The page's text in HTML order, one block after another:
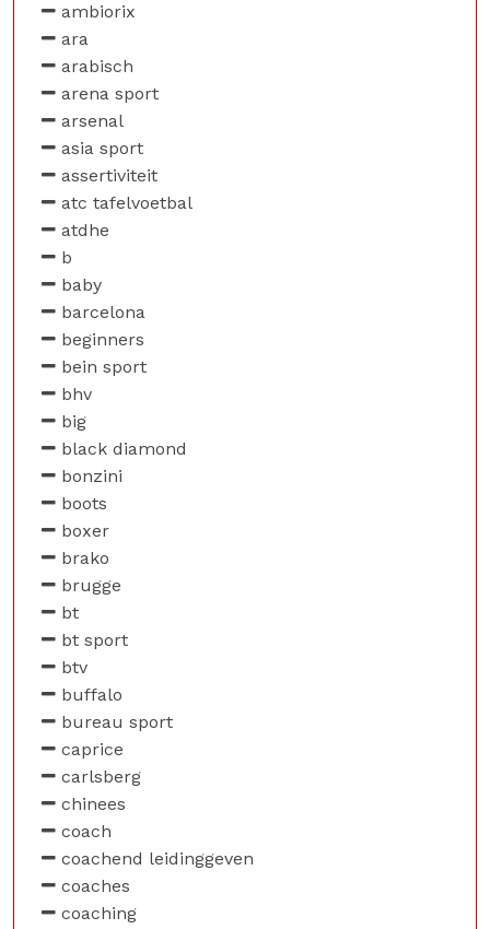
ambiorix
ara
arabisch
arena sport
arsenal
asia sport
assertiviteit
atc tafelvoetbal
atdhe
b
baby
barcelona
beginners
bein sport
bhv
big
black diamond
bonzini
boots
boxer
brako
brugge
bt
bt sport
btv
buffalo
bureau sport
caprice
carlsberg
chinees
coach
coachend leidinggeven
coaches
coaching